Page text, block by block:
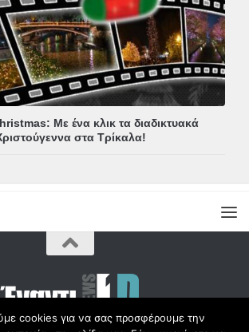
Με ένα κλικ τα διαδικτυακά
στα Τρίκαλα!
cookies για να σας προσφέρουμε την